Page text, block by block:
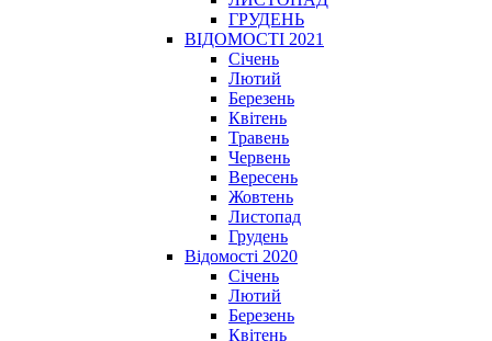
ГРУДЕНЬ
ВІДОМОСТІ 2021
Січень
Лютий
Березень
Квітень
Травень
Червень
Вересень
Жовтень
Листопад
Грудень
Відомості 2020
Січень
Лютий
Березень
Квітень